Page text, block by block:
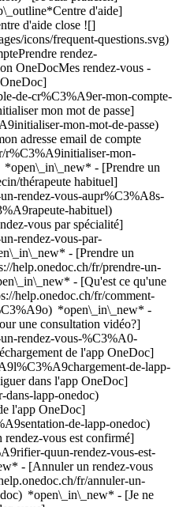
d'aide]
d'aide close ![]
icons/frequent-questions.svg)
rendez-
OneDocMes rendez-vous -
de-cr%C3%A9er-mon-compte-
mon mot de passe]
mon-mot-de-passe)
adresse email de compte
r%C3%A9initialiser-mon-
*open\_in\_new* - [Prendre un
thérapeute habituel]
rendez-vous-aupr%C3%A8s-
habituel)
vous par spécialité]
rendez-vous-par-
- [Prendre un
help.onedoc.ch/fr/prendre-un-
- [Qu'est ce qu'une
help.onedoc.ch/fr/comment-
*open\_in\_new* -
une consultation vidéo?]
rendez-vous-%C3%A0-
de l'app OneDoc]
de-lapp-
dans l'app OneDoc]
dans-lapp-onedoc)
l'app OneDoc]
de-lapp-onedoc)
Laboratoire d'analyse Rampe de la Gare 1 1290 Versoix ![Icône patient avec un signe plus annonçant que le professionnel accepte de nouveaux patients](https://www.onedoc.ch/assets/images/icons/new-patients.svg)Accepte les nouveaux patients [Réserver un RDV](https://www.onedoc.ch/fr/laboratoire-d-analyse/versoix/e126/labomgd-versoix) *chevron\_left* dim. 02 août *chevron\_right* Voir plus de rendez-vous *error\_outline* Une erreur s'est produite lors du chargement des disponibilités [Réessayer](https://www.onedoc.ch) [![Dr. Christoph Rosenbaum, spécialiste en médecine interne générale à Zurich](https://assets.onedoc.ch/images/users/8a4ec5324b2b1823cb1217e9facf46ef390aafc5acc5a408d1f0ab37779a1eb1-small.png "Dr. Christoph Rosenbaum, spécialiste en médecine interne générale à Zurich")](https://www.onedoc.ch/fr/specialiste-en-medecine-interne-generale/zurich/pcmb4/dr-christoph-rosenbaum) ### [Dr. Christoph Rosenbaum](https://www.onedoc.ch/fr/specialiste-en-medecine-interne-generale/zurich/pcmb4/dr-christoph-rosenbaum) ![Badge indiquant un profil vérifié](https://www.onedoc.ch/assets/images/icons/checkmark.svg) [Spécialiste en médecine interne générale](https://www.onedoc.ch/fr/specialiste-en-medecine-interne-generale/zurich), [Centre de dépistage COVID-19](https://www.onedoc.ch/fr/centre-de-depistage-covid/zurich) [Hausarztpraxis am Bahnhof Oerlikon AG](https://www.onedoc.ch/fr/cabinet-de-groupe/zurich/e5ny/hausarztpraxis-am-bahnhof-oerlikon-ag) Nansenstrasse 16 8050 Zurich ![Dr. Christoph Rosenbaum est affilié au réseau zmed](https://assets.onedoc.ch/images/networks/logos/d08af15350af7c04a5a337dcdd94db7bbdd1726c898ddb322b7db4ce6bd75b9d-small.png) ![Icône patient avec un signe plus annonçant que le professionnel accepte de nouveaux patients](https://www.onedoc.ch/assets/images/icons/new-patients.svg)Accepte les nouveaux patients [Réserver un RDV](https://www.onedoc.ch/fr/specialiste-en-medecine-interne-generale/zurich/pcmb4/dr-christoph-rosenbaum) *chevron\_left* dim. 02 août *chevron\_right* Voir plus de rendez-vous *error\_outline* Une erreur s'est produite lors du chargement des disponibilités [Réessayer](https://www.onedoc.ch) [![LaboMGD Neuchâtel, laboratoire d'analyse à Neuchâtel](https://assets.onedoc.ch/images/entities/fec86ea34b978ad55cf87fbd17560d757f78c51f3237af21e1be1c96a37c9fd7-small.jpg "LaboMGD Neuchâtel, laboratoire d'analyse à Neuchâtel")](https://www.onedoc.ch/fr/laboratoire-d-analyse/neuchatel/e3nj/labomgd-neuchatel) ### [LaboMGD Neuchâtel](https://www.onedoc.ch/fr/laboratoire-d-analyse/neuchatel/e3nj/labomgd-neuchatel) ![Badge indiquant un profil vérifié](https://www.onedoc.ch/assets/images/icons/checkmark.svg) Laboratoire d'analyse Faubourg de l'Hôpital 9 2000 Neuchâtel ![Icône patient avec un signe plus annonçant que le professionnel accepte de nouveaux patients](https://www.onedoc.ch/assets/images/icons/new-patients.svg)Accepte les nouveaux patients [Réserver un RDV](https://www.onedoc.ch/fr/laboratoire-d-analyse/neuchatel/e3nj/labomgd-neuchatel) *chevron\_left* dim. 02 août *chevron\_right* Voir plus de rendez-vous *error\_outline* Une erreur s'est produite lors du chargement des disponibilités [Réessayer](https://www.onedoc.ch) [![LaboMGD Les Acacias 47, laboratoire d'analyse à Carouge](https://assets.onedoc.ch/images/entities/cf31e702ed5a032e9fbf0b6a11ae5e3c1971e03ab2411ac21b589f9b116bb818-small.jpg "LaboMGD Les Acacias 47, laboratoire d'analyse à Carouge")](https://www.onedoc.ch/fr/laboratoire-d-analyse/carouge/eeyp/labomgd-les-acacias-47) ### [LaboMGD Les Acacias 47](https://www.onedoc.ch/fr/laboratoire-d-analyse/carouge/eeyp/labomgd-les-acacias-47) ![Badge indiquant un profil vérifié](https://www.onedoc.ch/assets/images/icons/checkmark.svg) Laboratoire d'analyse Route des Acacias 47 1227 Carouge ![Icône patient avec un signe plus annonçant que le professionnel accepte de nouveaux patients](https://www.onedoc.ch/assets/images/icons/new-patients.svg)Accepte les nouveaux patients [Réserver un RDV](https://www.onedoc.ch/fr/laboratoire-d-analyse/carouge/eeyp/labomgd-les-acacias-47) [![LaboMGD Lausanne St-François, laboratoire d'analyse à Lausanne](https://assets.onedoc.ch/images/entities/2900cccd21e5c8b97764861bbe7c21af0c4c884312f5fbc5637df996b7aeb75e-small.jpg "LaboMGD Lausanne St-François, laboratoire d'analyse à Lausanne")](https://www.onedoc.ch/fr/laboratoire-d-analyse/lausanne/e17m/labomgd-lausanne-st-francois) ### [LaboMGD Lausanne St-François](https://www.onedoc.ch/fr/laboratoire-d-analyse/lausanne/e17m/labomgd-lausanne-st-francois) ![Badge indiquant un profil vérifié](https://www.onedoc.ch/assets/images/icons/checkmark.svg) Laboratoire d'analyse Place Saint-François 6 1003 Lausanne ![Icône patient avec un signe plus annonçant que le professionnel accepte de nouveaux patients](https://www.onedoc.ch/assets/images/icons/new-patients.svg)Accepte les nouveaux patients [Réserver un RDV](https://www.onedoc.ch/fr/laboratoire-d-analyse/lausanne/e17m/labomgd-lausanne-st-francois) [![Dr. Markus Kraska, centre de dépistage COVID-19 à Näfels](https://assets.onedoc.ch/images/users/4ea58ffdb4649c982ba87b502b33654b2e5bda72751b80871cd97eb106b67cc5-small.png "Dr. Markus Kraska, centre de dépistage COVID-19 à Näfels")](https://www.onedoc.ch/fr/centre-de-depistage-covid/nafels/pchxg/dr-markus-kraska) ### [Dr. Markus Kraska](https://www.onedoc.ch/fr/centre-de-depistage-covid/nafels/pchxg/dr-markus-kraska) [Centre de dépistage COVID-19](https://www.onedoc.ch/fr/centre-de-depistage-covid/nafels) [Hausarztpraxis Näfels AG](https://www.onedoc.ch/fr/cabinet-de-groupe/nafels/e5nw/hausarztpraxis-nafels-ag) Bahnhofstrasse 32 8752 Näfels ![Icône patient avec un signe plus annonçant que le professionnel accepte de nouveaux patients](https://www.onedoc.ch/assets/images/icons/new-patients.svg)Accepte les nouveaux patients [Réserver un RDV](https://www.onedoc.ch/fr/centre-de-depistage-covid/nafels/pchxg/dr-markus-kraska) [![Dr. Samir Bellara, médecin généraliste à Genève](https://assets.onedoc.ch/images/users/0a2b3b40e91